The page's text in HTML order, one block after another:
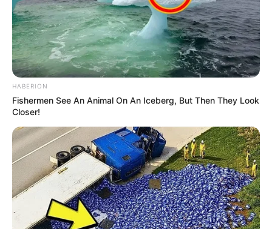
HABERION
Fishermen See An Animal On An Iceberg, But Then They Look
Closer!